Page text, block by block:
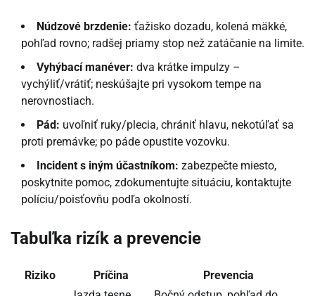
Núdzové brzdenie: ťažisko dozadu, kolená mäkké,
pohľad rovno; radšej priamy stop než zatáčanie na limite.
Vyhýbací manéver: dva krátke impulzy –
vychýliť/vrátiť; neskúšajte pri vysokom tempe na
nerovnostiach.
Pád: uvoľniť ruky/plecia, chrániť hlavu, nekotúľať sa
proti premávke; po páde opustite vozovku.
Incident s iným účastníkom: zabezpečte miesto,
poskytnite pomoc, zdokumentujte situáciu, kontaktujte
políciu/poisťovňu podľa okolností.
Tabuľka rizík a prevencie
Riziko Príčina Prevencia